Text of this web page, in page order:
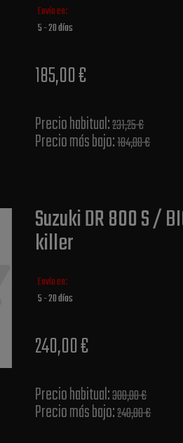
Envío en:
5 - 20 días
185,00 €
Precio habitual​:231,25 €
Precio más bajo​:184,00 €
Suzuki DR 800 S /
killer
Envío en:
5 - 20 días
240,00 €
Precio habitual​:300,00 €
Precio más bajo​:240,00 €